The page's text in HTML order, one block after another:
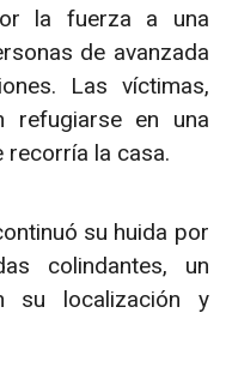
la fuerza a una
de avanzada
Las víctimas,
refugiarse en una
recorría la casa.
su huida por
colindantes, un
su localización y